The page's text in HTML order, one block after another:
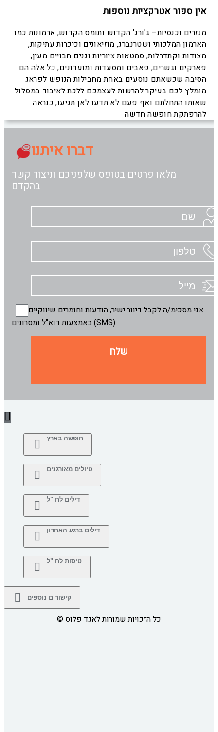
אין ספור אטרקציות נוספות
מנזרים וכנסיות– ג'ורג' הקדוש ותומס הקדוש, ארמונות כמו
הארמון המלכותי ושטרנברג, מוזיאונים וכיכרות עתיקות,
מצודות וקתדרלות, סמטאות ציוריות וגנים חבויים מעין,
פארקים וגשרים, פאבים ומסעדות ומועדונים, כל אלה הם
הסיבה שכשאתם נוסעים באחת מחבילות הנופש לפראג
מומלץ לכם בעיקר להרשות לעצמכם ללכת לאיבוד במסלול
שאותו התחלתם ואף פעם לא תדעו לאן תגיעו, כנראה
להרפתקת חופשה חדשה
דברו איתנו
מלאו פרטים בטופס שלפניכם וניצור קשר
בהקדם
אני מסכימ/ה לקבל דיוור ישיר, הודעות וחומרים שיווקיים
באמצעות דוא"ל ומסרונים (SMS)
שלח
חופשה בארץ
טיולים מאורגנים
דילים לחו"ל
דילים ברגע האחרון
טיסות לחו"ל
קישורים נוספים
© כל הזכויות שמורות לאגד פלוס